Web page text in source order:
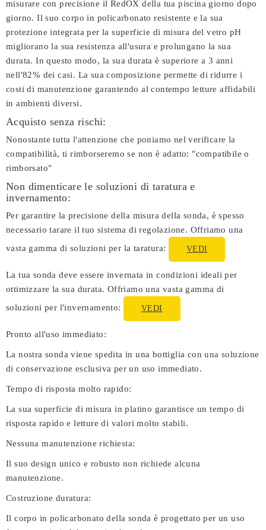
misurare con precisione il RedOX della tua piscina giorno dopo
giorno. Il suo corpo in policarbonato resistente e la sua
protezione integrata per la superficie di misura del vetro pH
migliorano la sua resistenza all'usura e prolungano la sua
durata. In questo modo, la sua durata è superiore a 3 anni
nell'82% dei casi. La sua composizione permette di ridurre i
costi di manutenzione garantendo al contempo letture affidabili
in ambienti diversi.
Acquisto senza rischi:
Nonostante tutta l'attenzione che poniamo nel verificare la
compatibilità, ti rimborseremo se non è adatto: "compatibile o
rimborsato"
Non dimenticare le soluzioni di taratura e
invernamento:
Per garantire la precisione della misura della sonda, è spesso
necessario tarare il tuo sistema di regolazione. Offriamo una
vasta gamma di soluzioni per la taratura:
VEDI
La tua sonda deve essere invernata in condizioni ideali per
ottimizzare la sua durata. Offriamo una vasta gamma di
soluzioni per l'invernamento:
VEDI
Pronto all'uso immediato:
La nostra sonda viene spedita in una bottiglia con una soluzione
di conservazione esclusiva per un uso immediato.
Tempo di risposta molto rapido:
La sua superficie di misura in platino garantisce un tempo di
risposta rapido e letture di valori molto stabili.
Nessuna manutenzione richiesta:
Il suo design unico e robusto non richiede alcuna
manutenzione.
Costruzione duratura:
Il corpo in policarbonato della sonda è progettato per un uso